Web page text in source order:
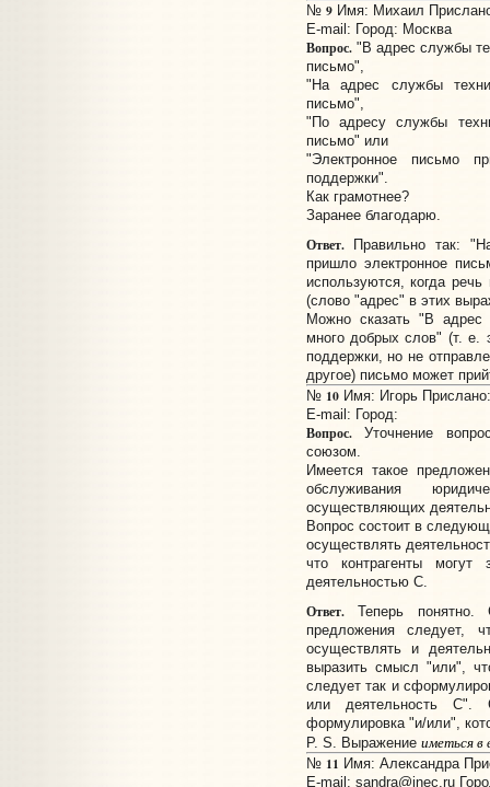
№ 9Имя: Михаил
E-mail: Город: Москва
Вопрос."В адрес службы
письмо",
"На адрес службы
письмо",
"По адресу службы
письмо" или
"Электронное письмо
поддержки".
Как грамотнее?
Заранее благодарю.
Ответ.Правильно так:
пришло электронное
используются, когда
(слово "адрес" в этих
Можно сказать "В адрес
много добрых слов" (т. е.
поддержки, но не
другое) письмо может
№ 10Имя: Игорь
E-mail: Город:
Вопрос.Уточнение
союзом.
Имеется такое
обслуживания
осуществляющих
Вопрос состоит в
осуществлять
что контрагенты
деятельностью С.
Ответ.Теперь понятно.
предложения следует,
осуществлять и
выразить смысл "или",
следует так и
или деятельность С".
формулировка "и/или",
P. S. Выражение иметься в
№ 11 Имя: Александра
E-mail: sandra@inec.ru